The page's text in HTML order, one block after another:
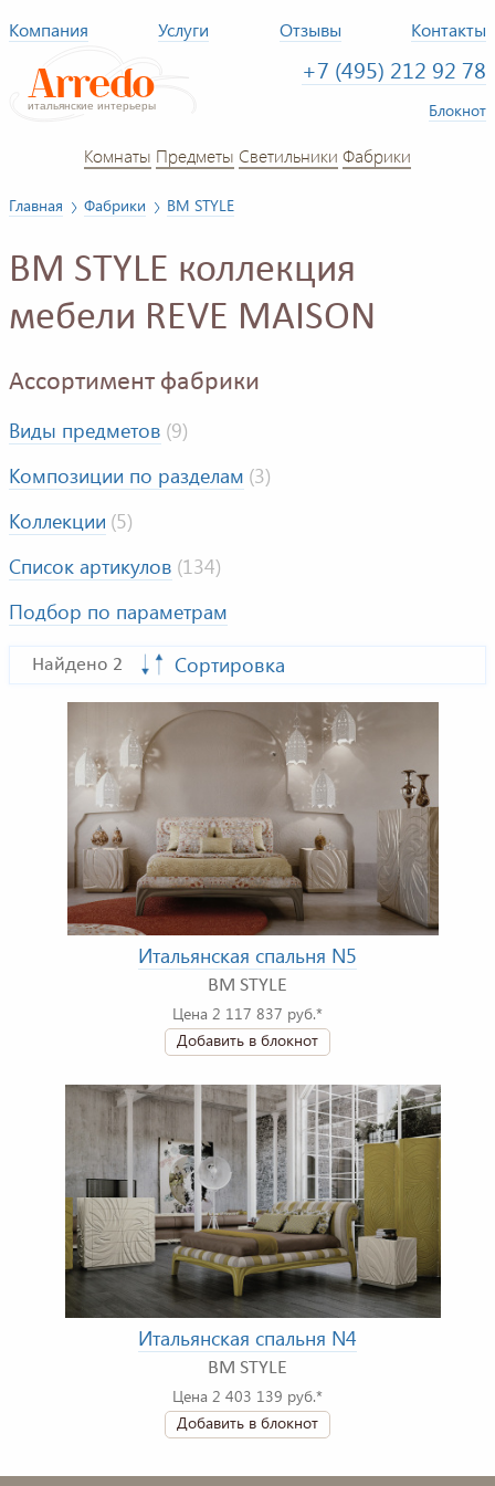
Компания Услуги Отзывы Контакты
+7 (495) 212 92 78
Блокнот
Комнаты Предметы Светильники Фабрики
Главная Фабрики BM STYLE
BM STYLE коллекция
мебели REVE MAISON
Ассортимент фабрики
Виды предметов (9)
Композиции по разделам (3)
Коллекции (5)
Список артикулов (134)
Подбор по параметрам
Найдено 2 Сортировка
Итальянская спальня N5
BM STYLE
Цена 2 117 837 руб.*
Добавить в блокнот
Итальянская спальня N4
BM STYLE
Цена 2 403 139 руб.*
Добавить в блокнот